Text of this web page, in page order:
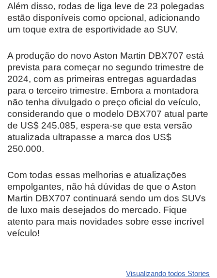
Além disso, rodas de liga leve de 23 polegadas
estão disponíveis como opcional, adicionando
um toque extra de esportividade ao SUV.
A produção do novo Aston Martin DBX707 está
prevista para começar no segundo trimestre de
2024, com as primeiras entregas aguardadas
para o terceiro trimestre. Embora a montadora
não tenha divulgado o preço oficial do veículo,
considerando que o modelo DBX707 atual parte
de US$ 245.085, espera-se que esta versão
atualizada ultrapasse a marca dos US$
250.000.
Com todas essas melhorias e atualizações
empolgantes, não há dúvidas de que o Aston
Martin DBX707 continuará sendo um dos SUVs
de luxo mais desejados do mercado. Fique
atento para mais novidades sobre esse incrível
veículo!
Visualizando todos Stories
Dodge pode ter
que